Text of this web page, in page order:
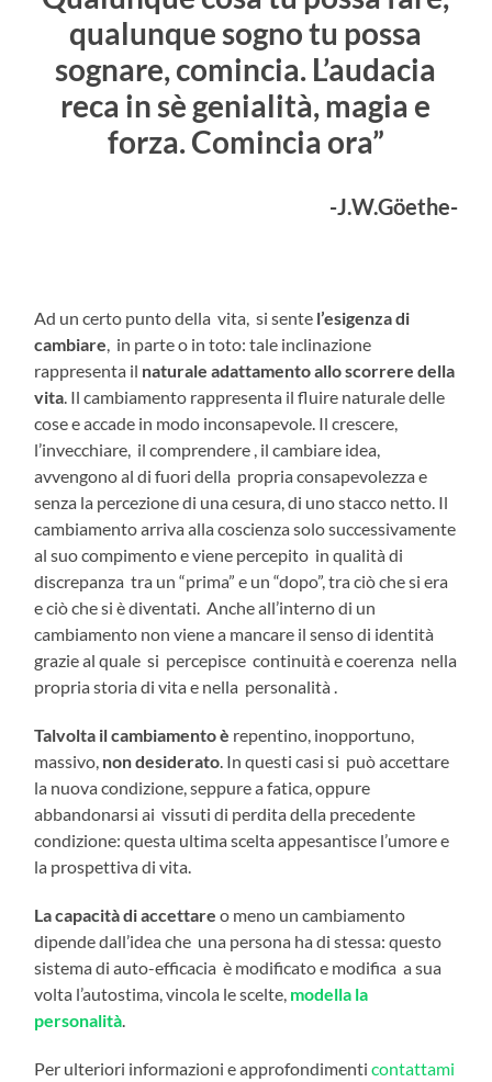
qualunque sogno tu possa
sognare, comincia. L’audacia
reca in sè genialità, magia e
forza. Comincia ora”
-J.W.Göethe-
Ad un certo punto della vita, si sente l’esigenza di
cambiare , in parte o in toto: tale inclinazione
rappresenta il naturale adattamento allo scorrere della
vita . Il cambiamento rappresenta il fluire naturale delle
cose e accade in modo inconsapevole. Il crescere,
l’invecchiare, il comprendere , il cambiare idea,
avvengono al di fuori della propria consapevolezza e
senza la percezione di una cesura, di uno stacco netto. Il
cambiamento arriva alla coscienza solo successivamente
al suo compimento e viene percepito in qualità di
discrepanza tra un “prima” e un “dopo”, tra ciò che si era
e ciò che si è diventati. Anche all’interno di un
cambiamento non viene a mancare il senso di identità
grazie al quale si percepisce continuità e coerenza nella
propria storia di vita e nella personalità .
Talvolta il cambiamento è repentino, inopportuno,
massivo, non desiderato . In questi casi si può accettare
la nuova condizione, seppure a fatica, oppure
abbandonarsi ai vissuti di perdita della precedente
condizione: questa ultima scelta appesantisce l’umore e
la prospettiva di vita.
La capacità di accettare o meno un cambiamento
dipende dall’idea che una persona ha di stessa: questo
sistema di auto-efficacia è modificato e modifica a sua
volta l’autostima, vincola le scelte, modella la
personalità
Per ulteriori informazioni e approfondimenticontattami